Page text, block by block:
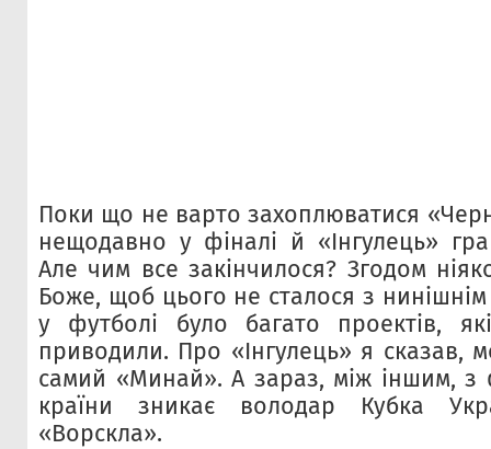
Поки що не варто захоплюватися
нещодавно у фіналі й «Інгулець»
Але чим все закінчилося? Згодом
Боже, щоб цього не сталося з нинішнім
у футболі було багато проектів,
приводили. Про «Інгулець» я сказав,
самий «Минай». А зараз, між іншим, з
країни зникає володар Кубка
«Ворскла».